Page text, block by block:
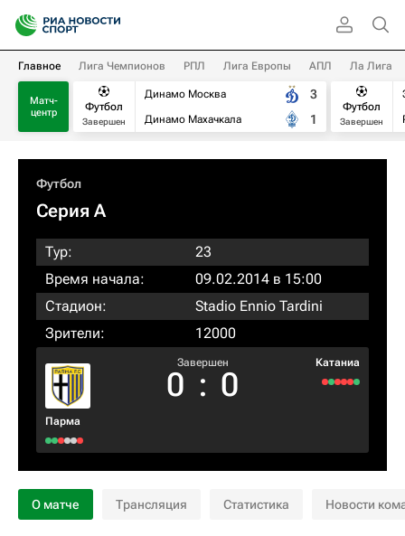
Главное Лига Чемпионов РПЛ Лига Европы АПЛ Ла Лига
Матч-
центр
Футбол
Завершен
Динамо Москва
Динамо Махачкала
3
1
Футбол
Завершен
Футбол
Серия А
Тур:
23
Время начала:
09.02.2014 в 15:00
Стадион:
Stadio Ennio Tardini
Зрители:
12000
Парма
Завершен
0 : 0
Катаниа
О матче Трансляция Статистика Новости